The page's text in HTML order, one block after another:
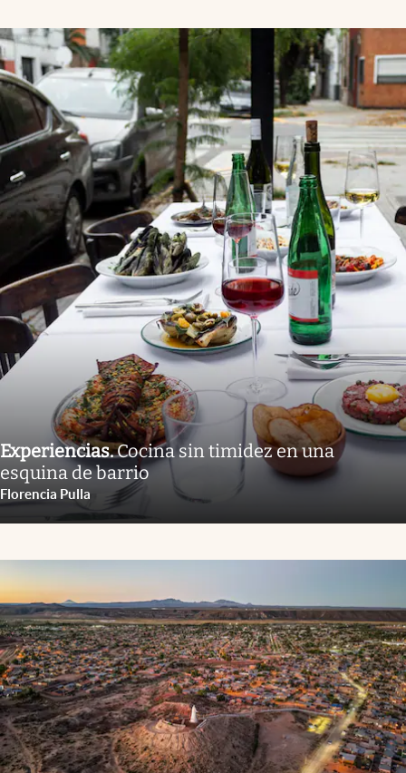
Experiencias.Cocina sin timidez en una
esquina de barrio
Florencia Pulla